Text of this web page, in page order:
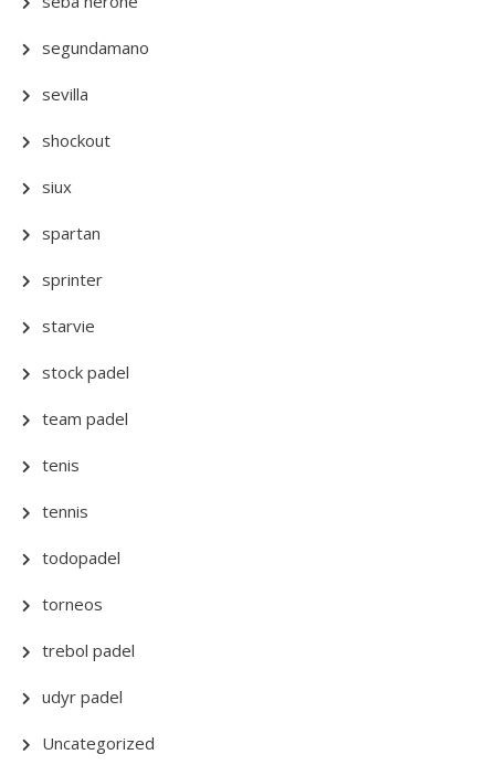
segundamano
sevilla
shockout
siux
spartan
sprinter
starvie
stock padel
team padel
tenis
tennis
todopadel
torneos
trebol padel
udyr padel
Uncategorized